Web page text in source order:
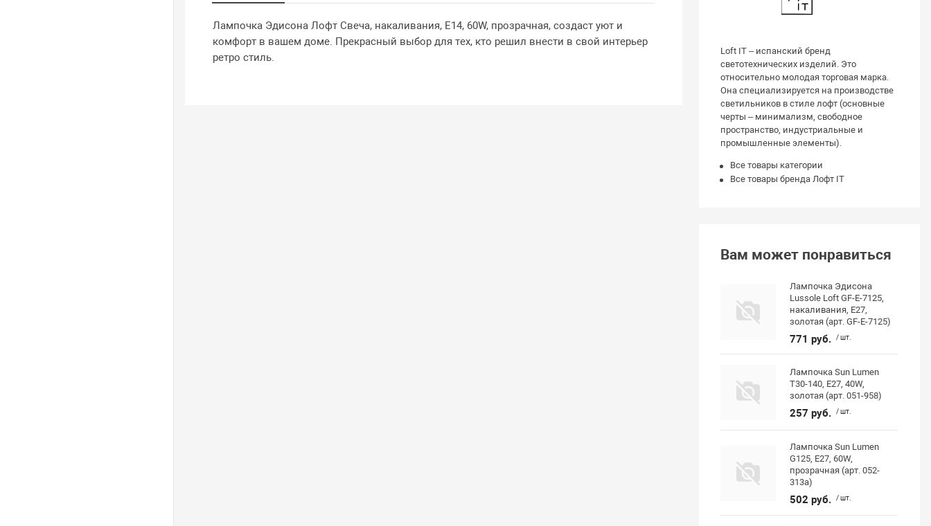
Лампочка Эдисона Лофт Свеча, накаливания, E14, 60W, прозрачная, создаст уют и
комфорт в вашем доме. Прекрасный выбор для тех, кто решил внести в свой интерьер
ретро стиль.
Loft IT – испанский бренд
светотехнических изделий. Это
относительно молодая торговая марка.
Она специализируется на производстве
светильников в стиле лофт (основные
черты – минимализм, свободное
пространство, индустриальные и
промышленные элементы).
Все товары категории
Все товары бренда Лофт IT
Вам может понравиться
Лампочка Эдисона
Lussole Loft GF-E-7125,
накаливания, E27,
золотая (арт. GF-E-7125)
771 руб. / шт.
Лампочка Sun Lumen
Т30-140, E27, 40W,
золотая (арт. 051-958)
257 руб. / шт.
Лампочка Sun Lumen
G125, E27, 60W,
прозрачная (арт. 052-
313a)
502 руб. / шт.